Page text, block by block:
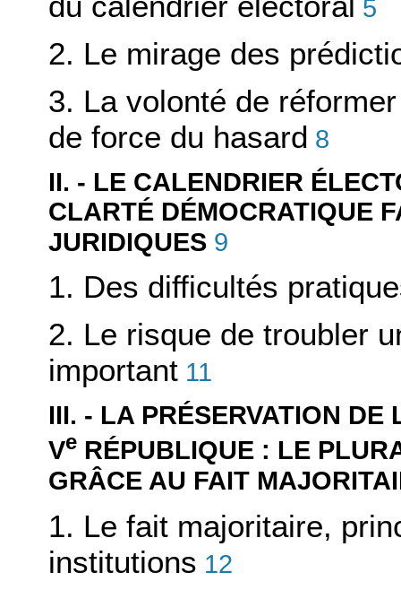
5
2. Le mirage des
3. La volonté de
de force du hasard 8
II. - LE CALENDRIER
CLARTÉ DÉMOCRATIQUE
JURIDIQUES 9
1. Des difficultés
2. Le risque de troubler
important 11
III. - LA PRÉSERVATION
Ve RÉPUBLIQUE : LE
GRÂCE AU FAIT
1. Le fait majoritaire,
institutions 12